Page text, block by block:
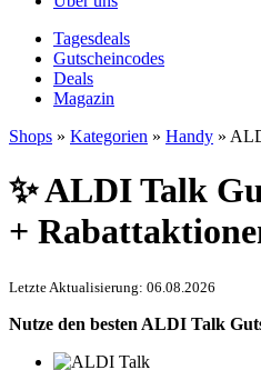
Tagesdeals
Gutscheincodes
Deals
Magazin
Shops » Kategorien » Handy »
✨ ALDI Talk
+
Letzte Aktualisierung: 06.08.2026
Nutze den besten ALDI Talk